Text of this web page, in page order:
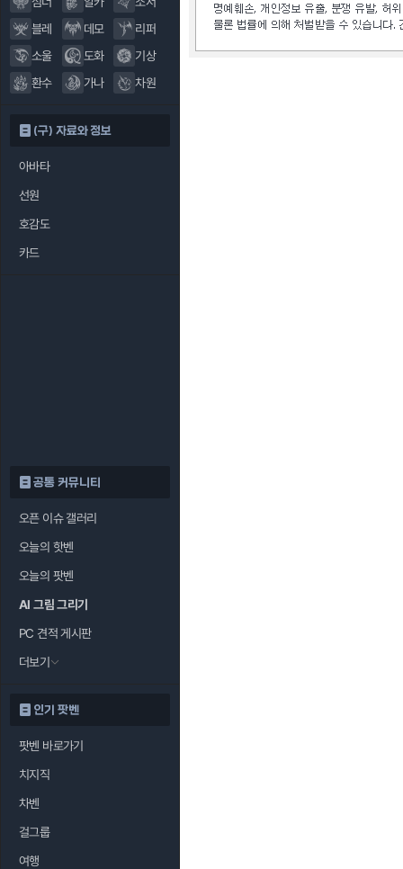
블레
데모
리퍼
소울
도화
기상
환수
가나 차원
(구) 자료와 정보
아바타
선원
호감도
카드
공통 커뮤니티
오픈 이슈 갤러리
오늘의 핫벤
오늘의 팟벤
AI 그림 그리기
PC 견적 게시판
더보기
인기 팟벤
팟벤 바로가기
치지직
차벤
걸그룹
여행